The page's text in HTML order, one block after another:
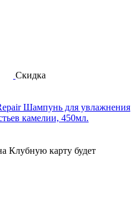
Скидка
Шампунь для увлажнения
камелии, 450мл.
Клубную карту будет